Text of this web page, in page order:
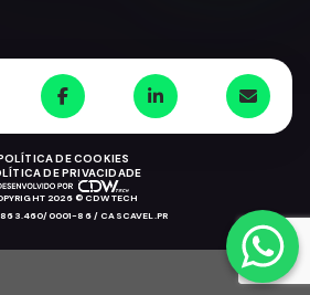
2026 © CDW TECH
0001-86 / CASCAVEL.PR
DE COOKIES
DE PRIVACIDADE